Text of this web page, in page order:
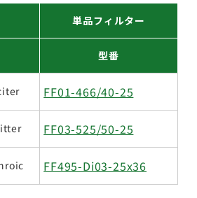
単品フィルター
型番
FF01-466/40-25
FF03-525/50-25
FF495-Di03-25x36